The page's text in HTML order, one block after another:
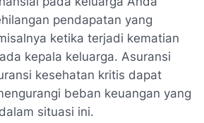
pendapatan yang
ketika terjadi kematian
kepala keluarga. Asuransi
kesehatan kritis dapat
beban keuangan yang
situasi ini.